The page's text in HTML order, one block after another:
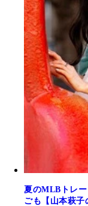
夏のMLBトレ
ごも【山本萩子